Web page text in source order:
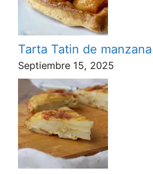
Tarta Tatin de manzana
Septiembre 15, 2025